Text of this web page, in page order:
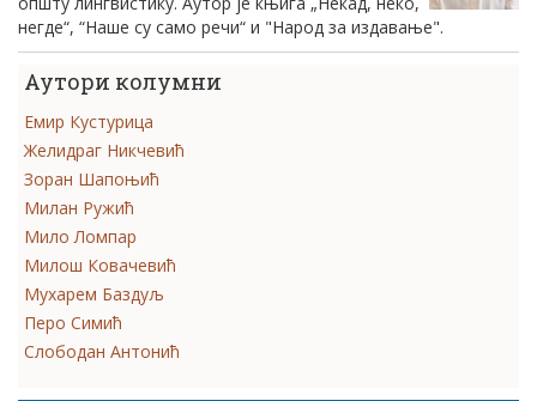
негде“, “Наше су само речи“ и "Народ за издавање".
Аутори колумни
Емир Кустурица
Желидраг Никчевић
Зоран Шапоњић
Милан Ружић
Мило Ломпар
Милош Ковачевић
Мухарем Баздуљ
Перо Симић
Слободан Антонић